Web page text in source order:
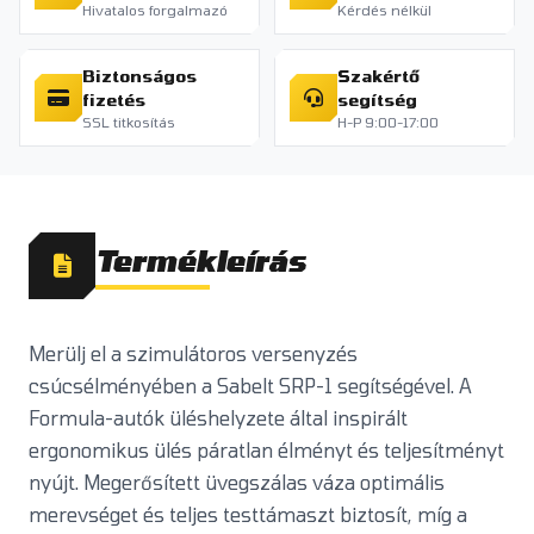
Hivatalos forgalmazó Kérdés nélkül
Biztonságos
fizetés
SSL titkosítás
Szakértő
segítség
H-P 9:00-17:00
Termékleírás
Merülj el a szimulátoros versenyzés
csúcsélményében a Sabelt SRP-1 segítségével. A
Formula-autók üléshelyzete által inspirált
ergonomikus ülés páratlan élményt és teljesítményt
nyújt. Megerősített üvegszálas váza optimális
merevséget és teljes testtámaszt biztosít, míg a